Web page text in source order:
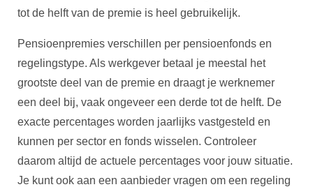
tot de helft van de premie is heel gebruikelijk.
Pensioenpremies verschillen per pensioenfonds en
regelingstype. Als werkgever betaal je meestal het
grootste deel van de premie en draagt je werknemer
een deel bij, vaak ongeveer een derde tot de helft. De
exacte percentages worden jaarlijks vastgesteld en
kunnen per sector en fonds wisselen. Controleer
daarom altijd de actuele percentages voor jouw situatie.
Je kunt ook aan een aanbieder vragen om een regeling